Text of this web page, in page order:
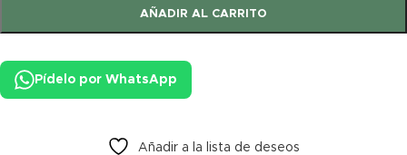
AÑADIR AL CARRITO
Pídelo por WhatsApp
Añadir a la lista de deseos